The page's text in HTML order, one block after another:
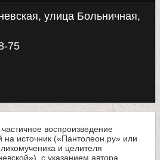
улица Больничная,
75
воспроизведение
на источник («Пантолеон.ру» или
и целителя
с указанием автора